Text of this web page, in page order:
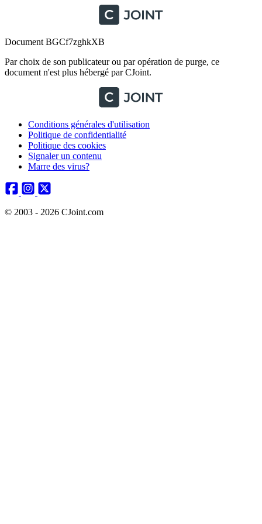
Document BGCf7zghkXB
Par choix de son publicateur ou par opération de purge, ce
document n'est plus hébergé par CJoint.
Conditions générales d'utilisation
Politique de confidentialité
Politique des cookies
Signaler un contenu
Marre des virus?
© 2003 - 2026 CJoint.com